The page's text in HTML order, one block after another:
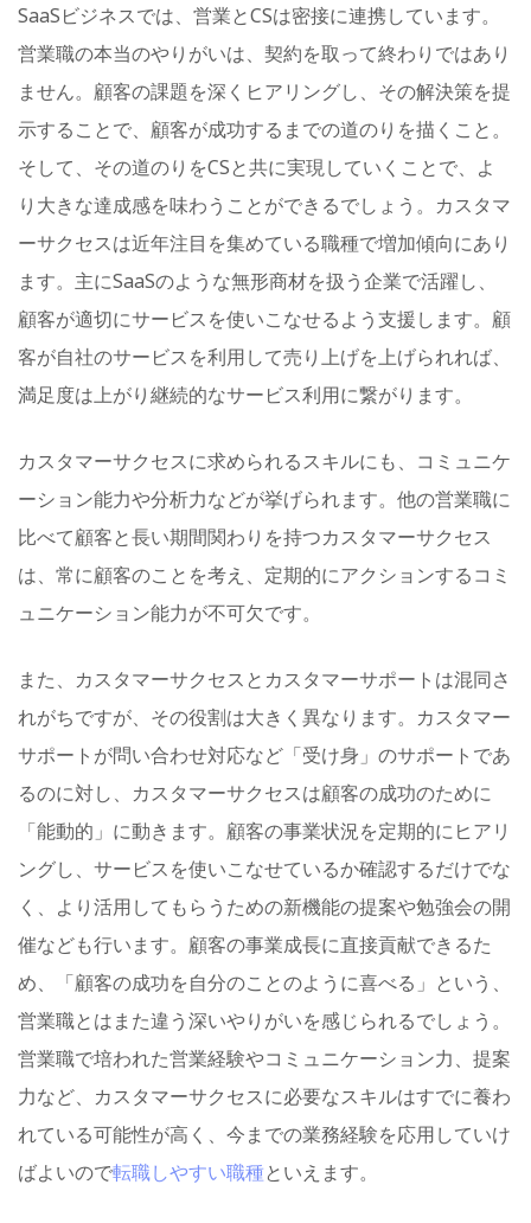
SaaSビジネスでは、営業とCSは密接に連携しています。
営業職の本当のやりがいは、契約を取って終わりではあり
ません。顧客の課題を深くヒアリングし、その解決策を提
示することで、顧客が成功するまでの道のりを描くこと。
そして、その道のりをCSと共に実現していくことで、よ
り大きな達成感を味わうことができるでしょう。カスタマ
ーサクセスは近年注目を集めている職種で増加傾向にあり
ます。主にSaaSのような無形商材を扱う企業で活躍し、
顧客が適切にサービスを使いこなせるよう支援します。顧
客が自社のサービスを利用して売り上げを上げられれば、
満足度は上がり継続的なサービス利用に繋がります。
カスタマーサクセスに求められるスキルにも、コミュニケ
ーション能力や分析力などが挙げられます。他の営業職に
比べて顧客と長い期間関わりを持つカスタマーサクセス
は、常に顧客のことを考え、定期的にアクションするコミ
ュニケーション能力が不可欠です。
また、カスタマーサクセスとカスタマーサポートは混同さ
れがちですが、その役割は大きく異なります。カスタマー
サポートが問い合わせ対応など「受け身」のサポートであ
るのに対し、カスタマーサクセスは顧客の成功のために
「能動的」に動きます。顧客の事業状況を定期的にヒアリ
ングし、サービスを使いこなせているか確認するだけでな
く、より活用してもらうための新機能の提案や勉強会の開
催なども行います。顧客の事業成長に直接貢献できるた
め、「顧客の成功を自分のことのように喜べる」という、
営業職とはまた違う深いやりがいを感じられるでしょう。
営業職で培われた営業経験やコミュニケーション力、提案
力など、カスタマーサクセスに必要なスキルはすでに養わ
れている可能性が高く、今までの業務経験を応用していけ
ばよいので転職しやすい職種といえます。